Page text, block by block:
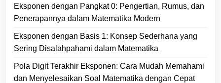
Eksponen dengan Pangkat 0: Pengertian, Rumus, dan
Penerapannya dalam Matematika Modern
Eksponen dengan Basis 1: Konsep Sederhana yang
Sering Disalahpahami dalam Matematika
Pola Digit Terakhir Eksponen: Cara Mudah Memahami
dan Menyelesaikan Soal Matematika dengan Cepat